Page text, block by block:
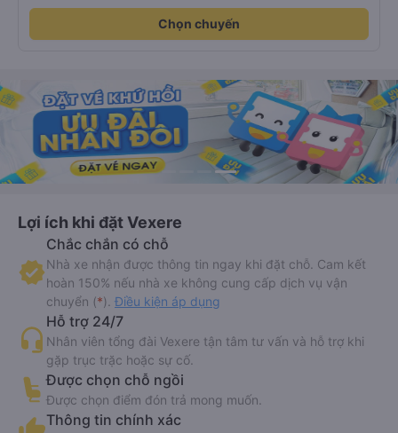
Chọn chuyến
Lợi ích khi đặt Vexere
Chắc chắn có chỗ
Nhà xe nhận được thông tin ngay khi đặt chỗ. Cam kết
hoàn 150% nếu nhà xe không cung cấp dịch vụ vận
chuyển (*). Điều kiện áp dụng
Hỗ trợ 24/7
Nhân viên tổng đài Vexere tận tâm tư vấn và hỗ trợ khi
gặp trục trặc hoặc sự cố.
Được chọn chỗ ngồi
Được chọn điểm đón trả mong muốn.
Thông tin chính xác